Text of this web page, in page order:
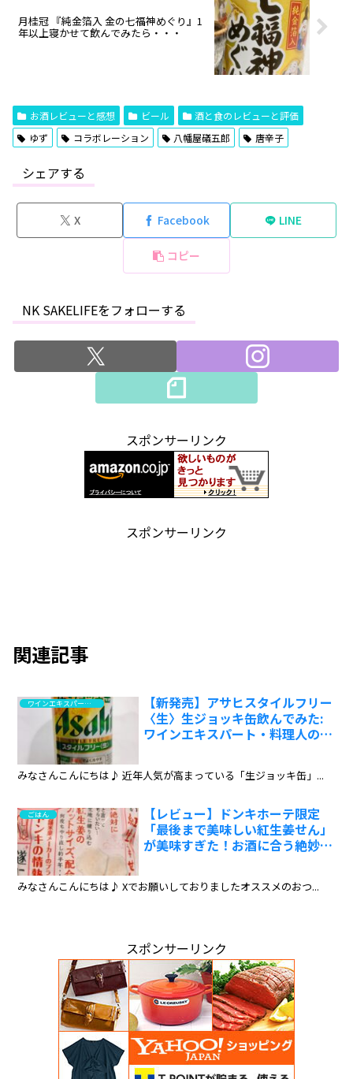
月桂冠 『純金箔入 金の七福神めぐり』1
年以上寝かせて飲んでみたら・・・
お酒レビューと感想 ビール
酒と食のレビューと評価
ゆず
コラボレーション 八幡屋礒五郎 唐辛子
シェアする
X Facebook LINE
コピー
NK SAKELIFEをフォローする
スポンサーリンク
スポンサーリンク
関連記事
ワインエキスパート・料理人の試食と試飲のレポート
【新発売】アサヒスタイルフリー
〈生〉生ジョッキ缶飲んでみた:
ワインエキスパート・料理人の試
みなさんこんにちは♪ 近年人気が高まっている「生ジョッキ缶」...
ごはん
【レビュー】ドンキホーテ限定
「最後まで美味しい紅生姜せん」
が美味すぎた！お酒に合う絶妙な
みなさんこんにちは♪ Xでお願いしておりましたオススメのおつ...
スポンサーリンク